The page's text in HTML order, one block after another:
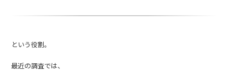
という役割。
最近の調査では、